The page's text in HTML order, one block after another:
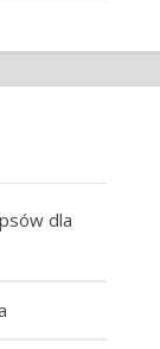
dla